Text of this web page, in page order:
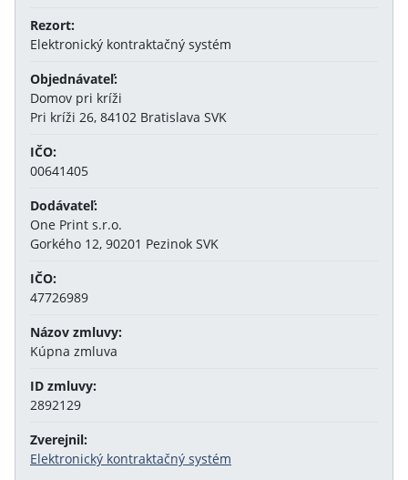
Rezort:
Elektronický kontraktačný systém
Objednávateľ:
Domov pri kríži
Pri kríži 26, 84102 Bratislava SVK
IČO:
00641405
Dodávateľ:
One Print s.r.o.
Gorkého 12, 90201 Pezinok SVK
IČO:
47726989
Názov zmluvy:
Kúpna zmluva
ID zmluvy:
2892129
Zverejnil:
Elektronický kontraktačný systém